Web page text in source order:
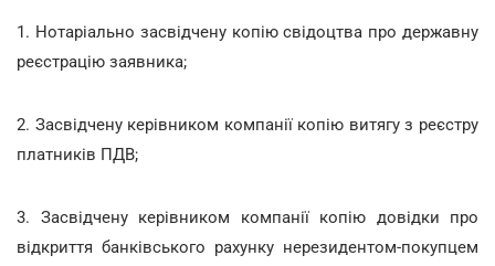
1. Нотаріально засвідчену копію свідоцтва про державну
реєстрацію заявника;
2. Засвідчену керівником компанії копію витягу з реєстру
платників ПДВ;
3. Засвідчену керівником компанії копію довідки про
відкриття банківського рахунку нерезидентом-покупцем